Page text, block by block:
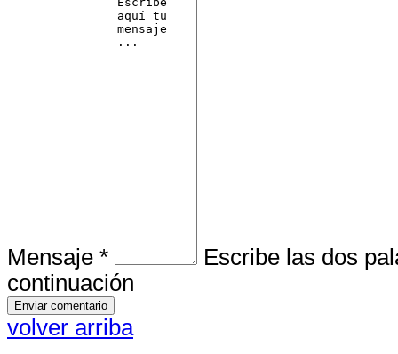
Mensaje *
Escribe las dos
continuación
volver arriba